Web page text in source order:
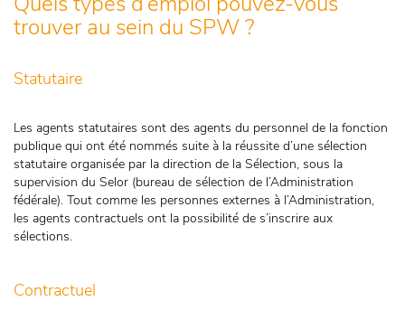
trouver au sein du SPW ?
Statutaire
Les agents statutaires sont des agents du personnel de la fonction
publique qui ont été nommés suite à la réussite d’une sélection
statutaire organisée par la direction de la Sélection, sous la
supervision du Selor (bureau de sélection de l’Administration
fédérale). Tout comme les personnes externes à l’Administration,
les agents contractuels ont la possibilité de s’inscrire aux
sélections.
Contractuel